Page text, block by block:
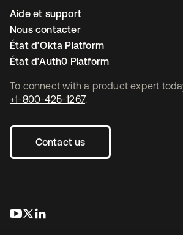
To connect with a product expert
+1-800-425-1267.
Contact us
s’ouvre dans un nouvel onglet
s’ouvre dans un nouvel onglet
Aide et support
Nous contacter
État d’Okta Platform
État d’Auth0 Platform